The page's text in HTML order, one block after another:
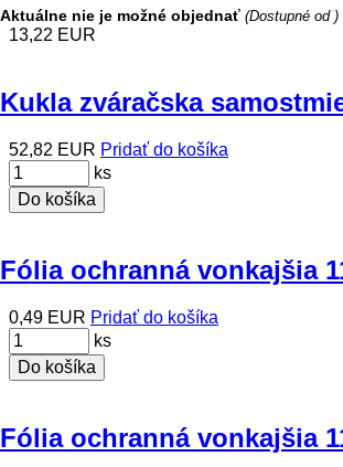
Aktuálne nie je možné objednať (Dostupné od )
13,22 EUR
Kukla zváračska
52,82 EUR Pridať do košíka
ks
Do košíka
Fólia ochranná vonkajšia
0,49 EUR Pridať do košíka
ks
Do košíka
Fólia ochranná vonkajšia